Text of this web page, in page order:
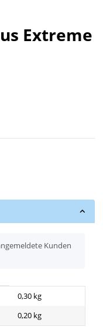
Extreme
Kunden
0,30 kg
0,20 kg